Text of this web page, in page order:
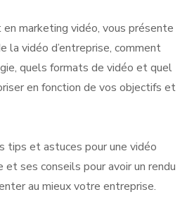
marketing vidéo, vous présente
la vidéo d’entreprise, comment
quels formats de vidéo et quel
en fonction de vos objectifs et
tips et astuces pour une vidéo
et ses conseils pour avoir un rendu
au mieux votre entreprise.